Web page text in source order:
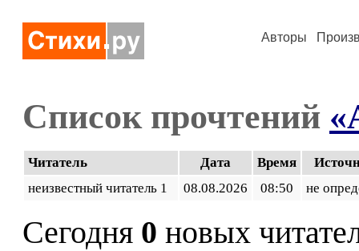
Авторы
Список прочтений
Читатель Дата Время
неизвестный читатель 1
08.08.2026 08:50 не
Сегодня 0 новых